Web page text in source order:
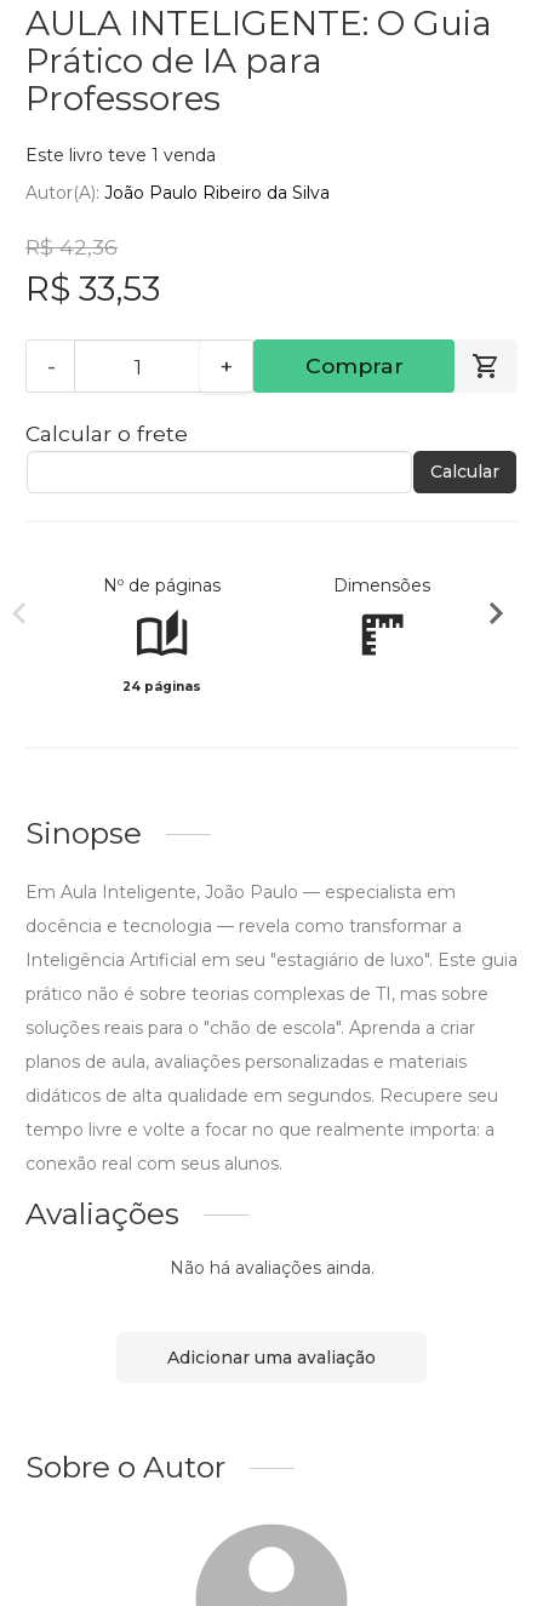
AULA INTELIGENTE: O Guia
Prático de IA para
Professores
Este livro teve 1 venda
Autor(a): João Paulo Ribeiro da Silva
R$ 42,36
R$ 33,53
- + Comprar
Calcular o frete
Calcular
Nº de páginas
24 páginas
Dimensões
Sinopse
Em Aula Inteligente, João Paulo — especialista em
docência e tecnologia — revela como transformar a
Inteligência Artificial em seu "estagiário de luxo". Este guia
prático não é sobre teorias complexas de TI, mas sobre
soluções reais para o "chão de escola". Aprenda a criar
planos de aula, avaliações personalizadas e materiais
didáticos de alta qualidade em segundos. Recupere seu
tempo livre e volte a focar no que realmente importa: a
conexão real com seus alunos.
Avaliações
Não há avaliações ainda.
Adicionar uma avaliação
Sobre o Autor